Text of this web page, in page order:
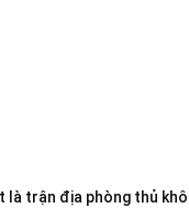
trận địa phòng thủ